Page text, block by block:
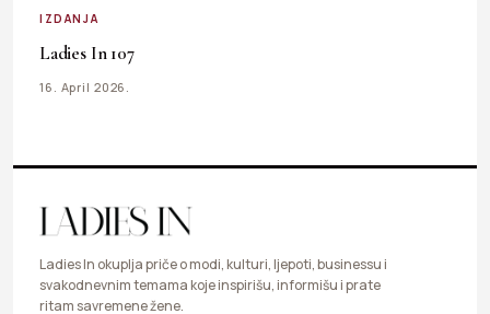
IZDANJA
Ladies In 107
16. April 2026.
Ladies In okuplja priče o modi, kulturi, ljepoti, businessu i
svakodnevnim temama koje inspirišu, informišu i prate
ritam savremene žene.